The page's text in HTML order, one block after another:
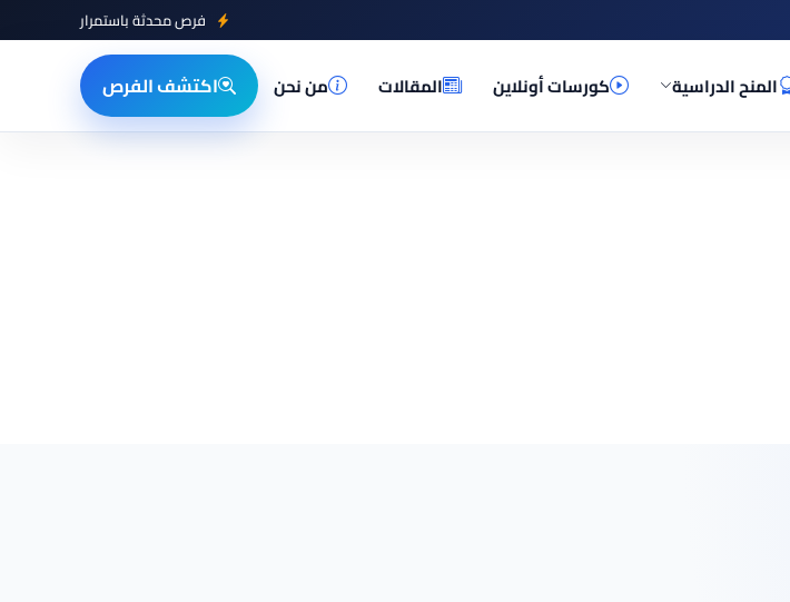
فرص محدثة باستمرار
المنح الدراسية كورسات أونلاين المقالات من نحن اكتشف الفرص